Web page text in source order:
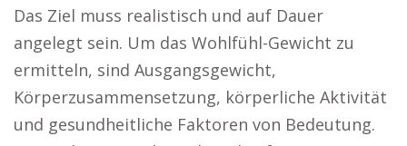
Das Ziel muss realistisch und auf Dauer
angelegt sein. Um das Wohlfühl-Gewicht zu
ermitteln, sind Ausgangsgewicht,
Körperzusammensetzung, körperliche Aktivität
und gesundheitliche Faktoren von Bedeutung.